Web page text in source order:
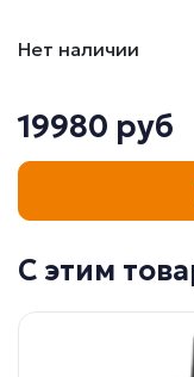
Нет наличии
19980 руб
С этим